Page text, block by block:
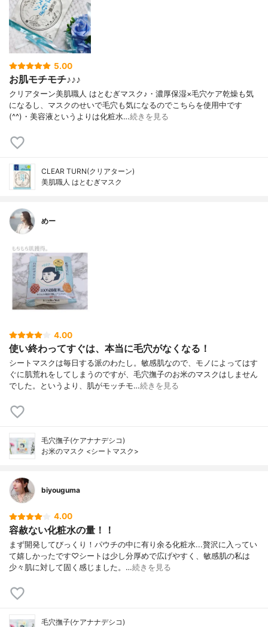
5.00
お肌モチモチ♪♪♪
クリアターン美肌職人 はとむぎマスク♪・濃厚保湿×毛穴ケア乾燥も気
になるし、マスクのせいで毛穴も気になるのでこちらを使用中です
(^^)・美容液というよりは化粧水…続きを見る
CLEAR TURN(クリアターン)
美肌職人 はとむぎマスク
めー
4.00
使い終わってすぐは、本当に毛穴がなくなる！
シートマスクは毎日する派のわたし。敏感肌なので、モノによってはす
ぐに肌荒れをしてしまうのですが、毛穴撫子のお米のマスクはしません
でした。というより、肌がモッチモ…続きを見る
毛穴撫子(ケアナナデシコ)
お米のマスク <シートマスク>
biyouguma
4.00
容赦ない化粧水の量！！
まず開発してびっくり！パウチの中に有り余る化粧水...贅沢に入ってい
て嬉しかったです♡シートは少し分厚めで広げやすく、敏感肌の私は
少々肌に対して固く感じました。…続きを見る
毛穴撫子(ケアナナデシコ)